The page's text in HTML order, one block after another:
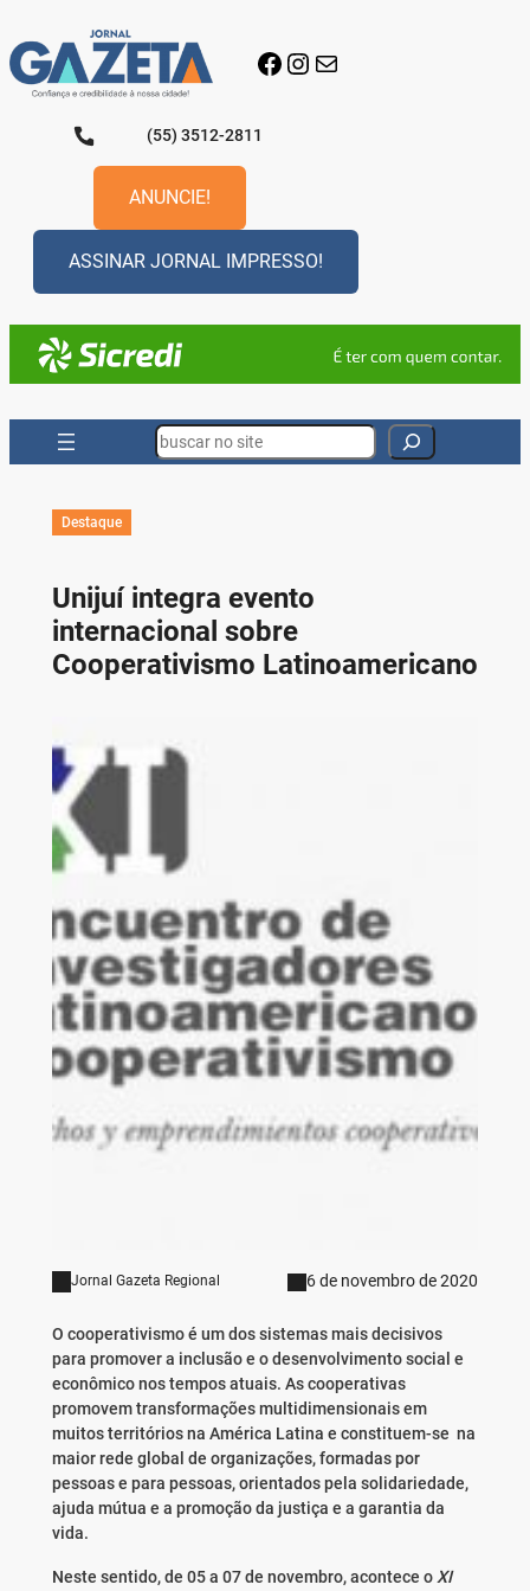
para
o
conteúdo
Facebook
Instagram
E-mail
(55) 3512-2811
ANUNCIE!
ASSINAR JORNAL IMPRESSO!
Search
Destaque
Unijuí integra evento
internacional sobre
Cooperativismo Latinoamericano
Jornal Gazeta Regional 6 de novembro de 2020
O cooperativismo é um dos sistemas mais decisivos
para promover a inclusão e o desenvolvimento social e
econômico nos tempos atuais. As cooperativas
promovem transformações multidimensionais em
muitos territórios na América Latina e constituem-se na
maior rede global de organizações, formadas por
pessoas e para pessoas, orientados pela solidariedade,
ajuda mútua e a promoção da justiça e a garantia da
vida.
Neste sentido, de 05 a 07 de novembro, acontece o XI